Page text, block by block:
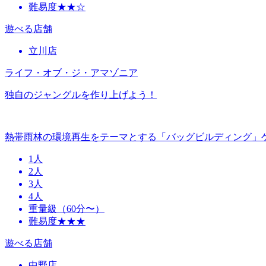
難易度★★☆
遊べる店舗
立川店
ライフ・オブ・ジ・アマゾニア
独自のジャングルを作り上げよう！
熱帯雨林の環境再生をテーマとする「バッグビルディング」
1人
2人
3人
4人
重量級（60分〜）
難易度★★★
遊べる店舗